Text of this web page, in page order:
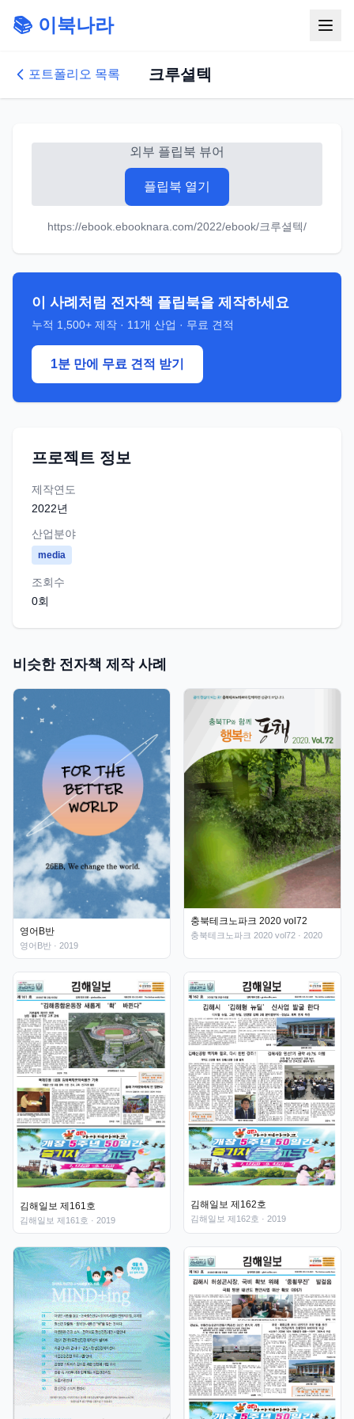
📚 이북나라
포트폴리오 목록 크루셜텍
외부 플립북 뷰어
플립북 열기
https://ebook.ebooknara.com/2022/ebook/크루셜텍/
이 사례처럼 전자책 플립북을 제작하세요
누적 1,500+ 제작 · 11 개 산업 · 무료 견적
1분 만에 무료 견적 받기
프로젝트 정보
제작연도
2022년
산업분야
media
조회수
0회
비슷한 전자책 제작 사례
영어B반
영어B반 · 2019
충북테크노파크 2020 vol72
충북테크노파크 2020 vol72 · 2020
김해일보 제161호
김해일보 제161호 · 2019
김해일보 제162호
김해일보 제162호 · 2019